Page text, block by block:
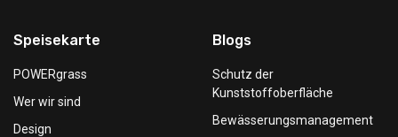
Speisekarte
POWERgrass
Wer wir sind
Design
Blogs
Schutz der
Kunststoffoberfläche
Bewässerungsmanagement